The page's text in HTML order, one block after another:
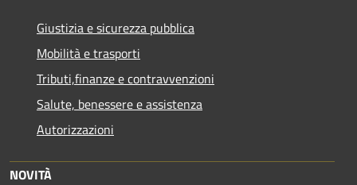
Giustizia e sicurezza pubblica
Mobilità e trasporti
Tributi,finanze e contravvenzioni
Salute, benessere e assistenza
Autorizzazioni
NOVITÀ